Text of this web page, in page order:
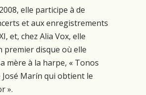
elle participe à de
et aux enregistrements
et, chez Alia Vox, elle
premier disque où elle
mère à la harpe, « Tonos
José Marín qui obtient le
».